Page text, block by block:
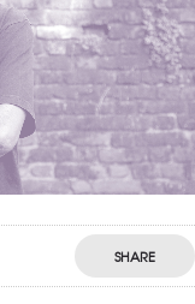
SHARE